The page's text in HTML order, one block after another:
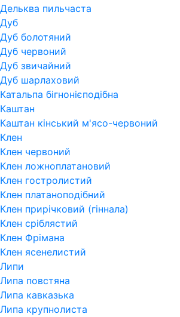
Дельква пильчаста
Дуб
Дуб болотяний
Дуб червоний
Дуб звичайний
Дуб шарлаховий
Катальпа бігнонієподібна
Каштан
Каштан кінський м'ясо-червоний
Клен
Клен червоний
Клен ложноплатановий
Клен гостролистий
Клен платаноподібний
Клен прирічковий (гіннала)
Клен сріблястий
Клен Фрімана
Клен ясенелистий
Липи
Липа повстяна
Липа кавказька
Липа крупнолиста